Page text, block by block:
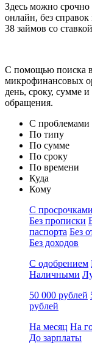
Здесь можно срочно
онлайн, без справок
38 займов со
С помощью поиска
микрофинансовых
день, сроку, сумме
обращения.
С проблемами
По типу
По сумме
По сроку
По времени
Куда
Кому
С просрочками
Без прописки
паспорта Без
Без доходов
С одобрением
Наличными
50 000 рублей
рублей
На месяц На
До зарплаты